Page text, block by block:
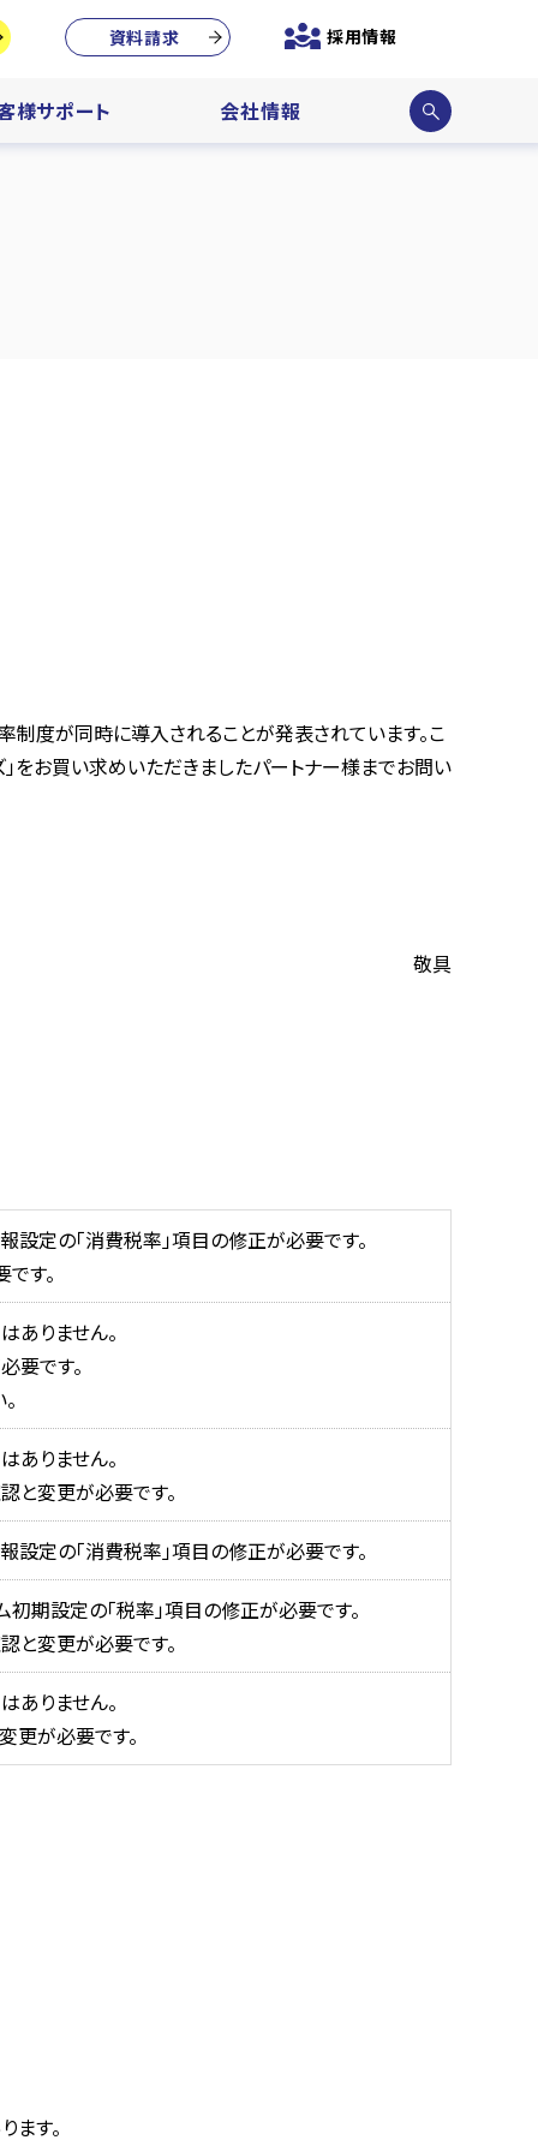
様サポート 会社情報
サイ
ト内
資料請求 採用情報
度が同時に導入されることが発表されています。こ
」をお買い求めいただきましたパートナー様までお問い
敬具
設定の「消費税率」項目の修正が必要です。
す。
ありません。
要です。
ありません。
と変更が必要です。
設定の「消費税率」項目の修正が必要です。
期設定の「税率」項目の修正が必要です。
と変更が必要です。
ありません。
更が必要です。
す。